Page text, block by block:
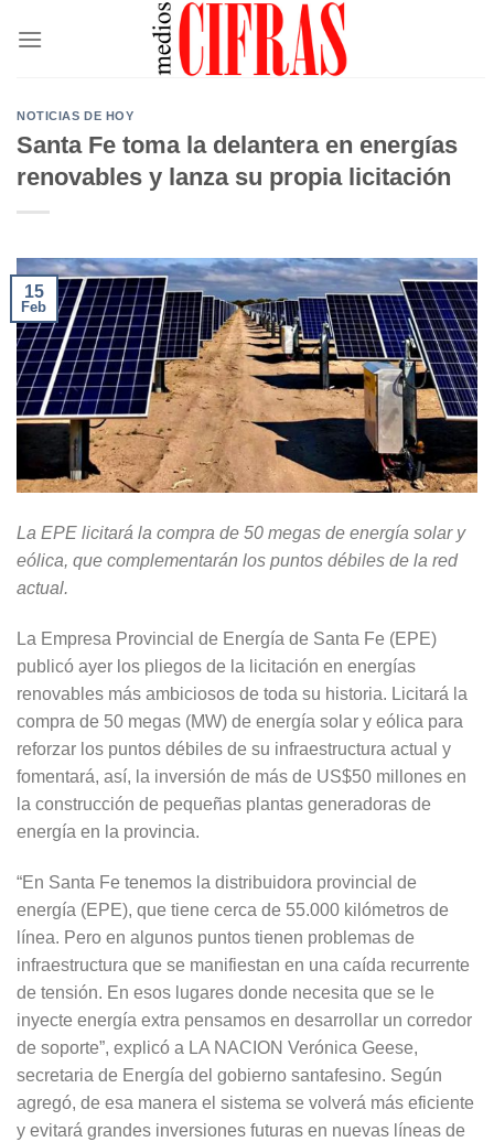
NOTICIAS DE HOY
Santa Fe toma la delantera en energías
renovables y lanza su propia licitación
15
Feb
La EPE licitará la compra de 50 megas de energía solar y
eólica, que complementarán los puntos débiles de la red
actual.
La Empresa Provincial de Energía de Santa Fe (EPE)
publicó ayer los pliegos de la licitación en energías
renovables más ambiciosos de toda su historia. Licitará la
compra de 50 megas (MW) de energía solar y eólica para
reforzar los puntos débiles de su infraestructura actual y
fomentará, así, la inversión de más de US$50 millones en
la construcción de pequeñas plantas generadoras de
energía en la provincia.
“En Santa Fe tenemos la distribuidora provincial de
energía (EPE), que tiene cerca de 55.000 kilómetros de
línea. Pero en algunos puntos tienen problemas de
infraestructura que se manifiestan en una caída recurrente
de tensión. En esos lugares donde necesita que se le
inyecte energía extra pensamos en desarrollar un corredor
de soporte”, explicó a LA NACION Verónica Geese,
secretaria de Energía del gobierno santafesino. Según
agregó, de esa manera el sistema se volverá más eficiente
y evitará grandes inversiones futuras en nuevas líneas de